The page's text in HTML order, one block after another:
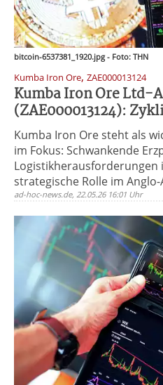
bitcoin-6537381_1920.jpg - Foto: THN
Kumba Iron Ore, ZAE000013124
Kumba Iron Ore Ltd-
(ZAE000013124):
Kumba Iron Ore steht als
im Fokus: Schwankende
Logistikherausforderungen
strategische Rolle im
ad-hoc-news.de, 22.05.26 16:01 Uhr